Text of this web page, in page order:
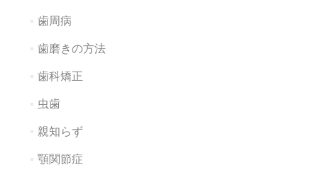
歯周病
歯磨きの方法
歯科矯正
虫歯
親知らず
顎関節症